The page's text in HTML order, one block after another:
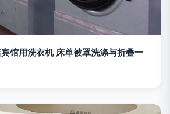
馆用洗衣机 床单被罩洗涤与折叠一